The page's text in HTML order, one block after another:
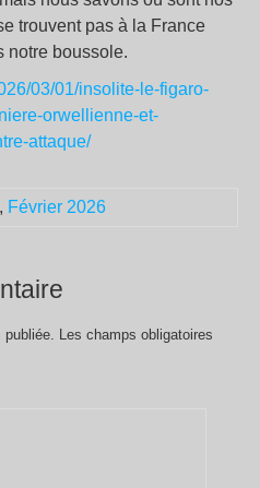
trouvent pas à la France
notre boussole.
03/01/insolite-le-figaro-
orwellienne-et-
attaque/
, Février 2026
publiée. Les champs obligatoires